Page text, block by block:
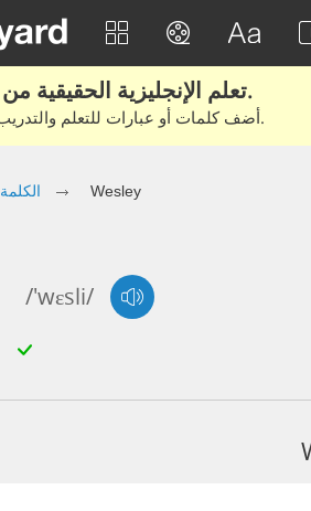
تعلم الإنجليزية الحقيقية من الأفلام والكتب.
أضف كلمات أو عبارات للتعلم والتدريب مع متعلمين آخرين.
الكلمة Wesley
/'wɛsli/